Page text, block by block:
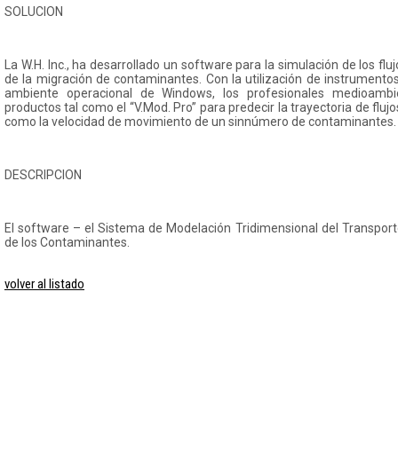
SOLUCION
La W.H. Inc., ha desarrollado un software para la simulación de los
de la migración de contaminantes. Con la utilización de
ambiente operacional de Windows, los profesionales
productos tal como el “V.Mod. Pro” para predecir la trayectoria de
como la velocidad de movimiento de un sinnúmero de contaminantes.
DESCRIPCION
El software – el Sistema de Modelación Tridimensional del
de los Contaminantes.
volver al listado